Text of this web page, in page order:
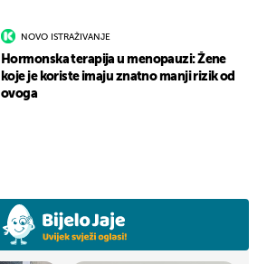
NOVO ISTRAŽIVANJE
Hormonska terapija u menopauzi: Žene
koje je koriste imaju znatno manji rizik od
ovoga